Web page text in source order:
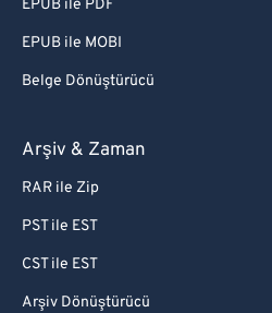
EPUB ile PDF
EPUB ile MOBI
Belge Dönüştürücü
Arşiv & Zaman
RAR ile Zip
PST ile EST
CST ile EST
Arşiv Dönüştürücü